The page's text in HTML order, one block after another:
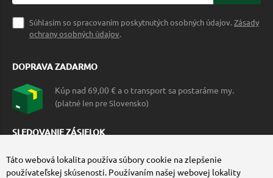
Súhlasím so spracovaním poskytnutých osobných údajov.Zásady
ochrany osobných údajov.
DOPRAVA ZADARMO
Kúp nad 69,00 € a o transport sa postaráme my.
(platné len pre Slovensko)
SLEDOVANIE ZÁSIELOK
Táto webová lokalita používa súbory cookie na zlepšenie
používateľskej skúsenosti. Používaním našej webovej lokality